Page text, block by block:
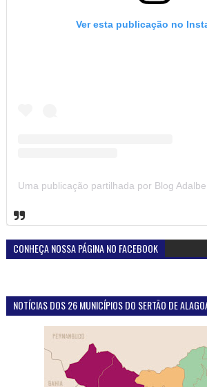
Ver esta publicação no
CONHEÇA NOSSA PÁGINA NO FACEBOOK
NOTÍCIAS DOS 26 MUNICÍPIOS DO SERTÃO DE